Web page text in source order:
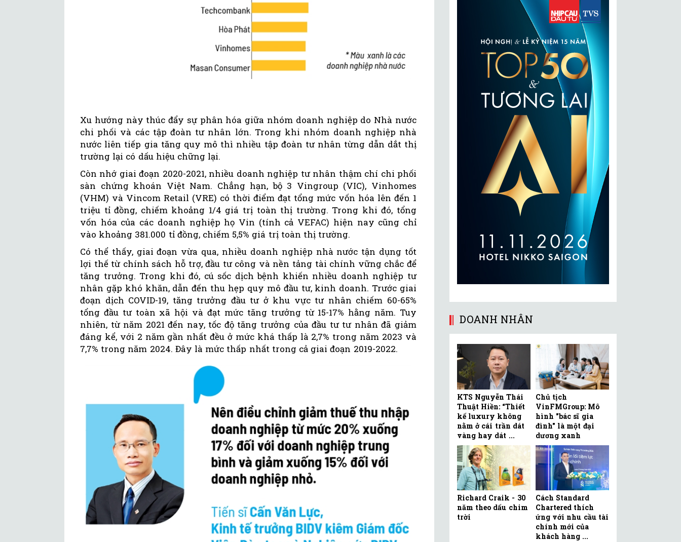
Xu hướng này thúc đẩy sự phân hóa giữa nhóm doanh nghiệp do Nhà nước
chi phối và các tập đoàn tư nhân lớn. Trong khi nhóm doanh nghiệp nhà
nước liên tiếp gia tăng quy mô thì nhiều tập đoàn tư nhân từng dẫn dắt thị
trường lại có dấu hiệu chững lại.
Còn nhớ giai đoạn 2020-2021, nhiều doanh nghiệp tư nhân thậm chí chi phối
sàn chứng khoán Việt Nam. Chẳng hạn, bộ 3 Vingroup (VIC), Vinhomes
(VHM) và Vincom Retail (VRE) có thời điểm đạt tổng mức vốn hóa lên đến 1
triệu tỉ đồng, chiếm khoảng 1/4 giá trị toàn thị trường. Trong khi đó, tổng
vốn hóa của các doanh nghiệp họ Vin (tính cả VEFAC) hiện nay cũng chỉ
vào khoảng 381.000 tỉ đồng, chiếm 5,5% giá trị toàn thị trường.
Có thể thấy, giai đoạn vừa qua, nhiều doanh nghiệp nhà nước tận dụng tốt
lợi thế từ chính sách hỗ trợ, đầu tư công và nền tảng tài chính vững chắc để
tăng trưởng. Trong khi đó, cú sốc dịch bệnh khiến nhiều doanh nghiệp tư
nhân gặp khó khăn, dẫn đến thu hẹp quy mô đầu tư, kinh doanh. Trước giai
đoạn dịch COVID-19, tăng trưởng đầu tư ở khu vực tư nhân chiếm 60-65%
tổng đầu tư toàn xã hội và đạt mức tăng trưởng từ 15-17% hằng năm. Tuy
nhiên, từ năm 2021 đến nay, tốc độ tăng trưởng của đầu tư tư nhân đã giảm
đáng kể, với 2 năm gần nhất đều ở mức khá thấp là 2,7% trong năm 2023 và
7,7% trong năm 2024. Đây là mức thấp nhất trong cả giai đoạn 2019-2022.
DOANH NHÂN
KTS Nguyễn Thái
Thuật Hiền: “Thiết
kế luxury không
nằm ở cái trần dát
vàng hay dát ...
Chủ tịch
VinFMGroup: Mô
hình "bác sĩ gia
đình" là một đại
dương xanh
Richard Craik - 30
năm theo dấu chim
trời
Cách Standard
Chartered thích
ứng với nhu cầu tài
chính mới của
khách hàng ...